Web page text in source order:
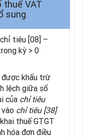
thuế VAT
sung
tiêu [08] –
kỳ > 0
được khấu trừ
lệch giữa số
của chỉ tiêu
chỉ tiêu [38]
thuế GTGT
hóa đơn điều